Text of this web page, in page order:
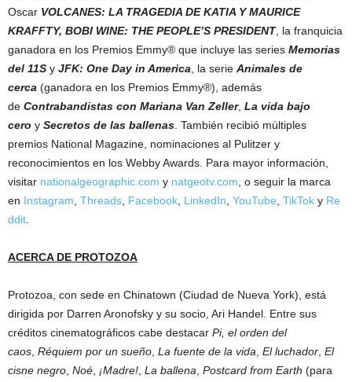
Oscar VOLCANES: LA TRAGEDIA DE KATIA Y MAURICE
KRAFFTY, BOBI WINE: THE PEOPLE’S PRESIDENT, la franquicia
ganadora en los Premios Emmy® que incluye las series Memorias
del 11S y JFK: One Day in America , la serie Animales de
cerca (ganadora en los Premios Emmy®), además
de Contrabandistas con Mariana Van Zeller, La vida bajo
cero y Secretos de las ballenas . También recibió múltiples
premios National Magazine, nominaciones al Pulitzer y
reconocimientos en los Webby Awards. Para mayor información,
visitar nationalgeographic.com y natgeotv.com , o seguir la marca
en Instagram Threads Facebook LinkedIn YouTube TikTok y Re
ddit
ACERCA DE PROTOZOA
Protozoa, con sede en Chinatown (Ciudad de Nueva York), está
dirigida por Darren Aronofsky y su socio, Ari Handel. Entre sus
créditos cinematográficos cabe destacar Pi, el orden del
caos Réquiem por un sueño La fuente de la vida El luchador El
cisne negro Noé ¡Madre! La ballena Postcard from Earth (para